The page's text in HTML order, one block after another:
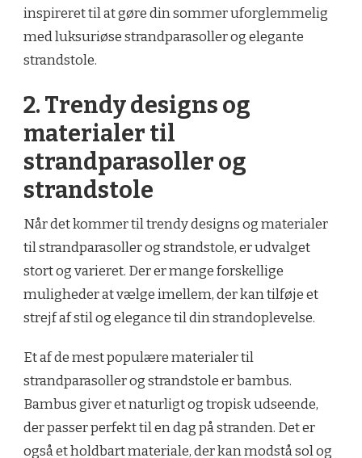
inspireret til at gøre din sommer uforglemmelig
med luksuriøse strandparasoller og elegante
strandstole.
2. Trendy designs og
materialer til
strandparasoller og
strandstole
Når det kommer til trendy designs og materialer
til strandparasoller og strandstole, er udvalget
stort og varieret. Der er mange forskellige
muligheder at vælge imellem, der kan tilføje et
strejf af stil og elegance til din strandoplevelse.
Et af de mest populære materialer til
strandparasoller og strandstole er bambus.
Bambus giver et naturligt og tropisk udseende,
der passer perfekt til en dag på stranden. Det er
også et holdbart materiale, der kan modstå sol og